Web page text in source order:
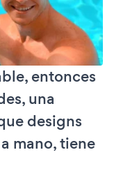
entonces
una
designs
mano, tiene